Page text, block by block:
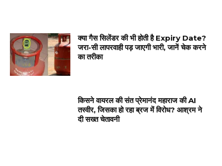
क्या गैस सिलेंडर की भी होती है Expiry Date?
जरा-सी लापरवाही पड़ जाएगी भारी, जानें चेक करने
का तरीका
किसने वायरल की संत प्रेमानंद महाराज की AI
तस्वीर, जिसका हो रहा ब्रज में विरोध? आश्रम ने
दी सख्त चेतावनी